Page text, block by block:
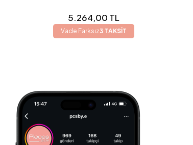
5.264,00 TL
Vade Farksız3 TAKSİT